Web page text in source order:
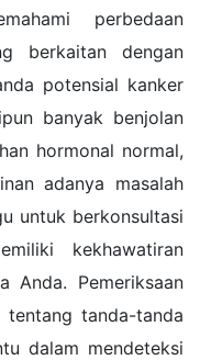
perbedaan
berkaitan dengan
potensial kanker
banyak benjolan
hormonal normal,
adanya masalah
untuk berkonsultasi
kekhawatiran
Anda. Pemeriksaan
tanda-tanda
dalam mendeteksi